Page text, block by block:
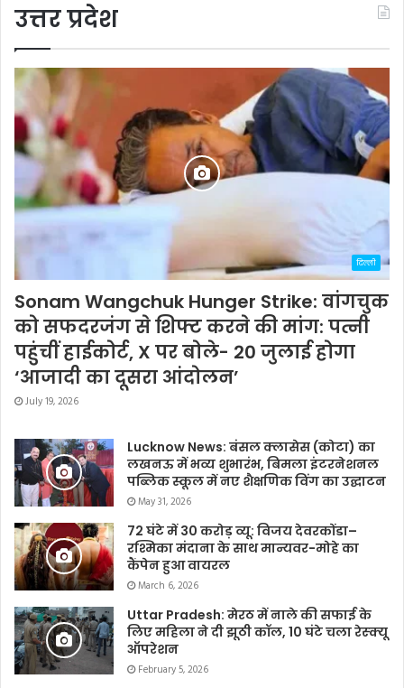
उत्तर प्रदेश
दिल्ली
Sonam Wangchuk Hunger Strike: वांगचुक
को सफदरजंग से शिफ्ट करने की मांग: पत्नी
पहुंचीं हाईकोर्ट, X पर बोले- 20 जुलाई होगा
‘आजादी का दूसरा आंदोलन’
July 19, 2026
Lucknow News: बंसल क्लासेस (कोटा) का
लखनऊ में भव्य शुभारंभ, बिमला इंटरनेशनल
पब्लिक स्कूल में नए शैक्षणिक विंग का उद्घाटन
May 31, 2026
72 घंटे में 30 करोड़ व्यू: विजय देवरकोंडा–
रश्मिका मंदाना के साथ मान्यवर-मोहे का
कैंपेन हुआ वायरल
March 6, 2026
Uttar Pradesh: मेरठ में नाले की सफाई के
लिए महिला ने दी झूठी कॉल, 10 घंटे चला रेस्क्यू
ऑपरेशन
February 5, 2026